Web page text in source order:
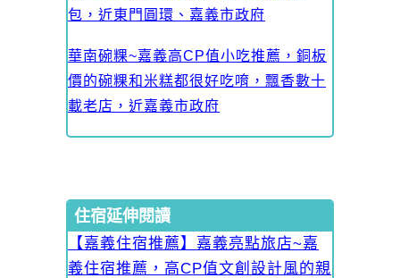
包，近東門圓環、嘉義市政府
華南碗粿~嘉義高CP值小吃推薦，銅板
價的碗粿和米糕都很好吃唷，飄香數十
載老店，近嘉義市政府
住宿延伸閱讀
【嘉義住宿推薦】嘉義亮點旅店~嘉
義住宿推薦，高CP值文創設計風的親